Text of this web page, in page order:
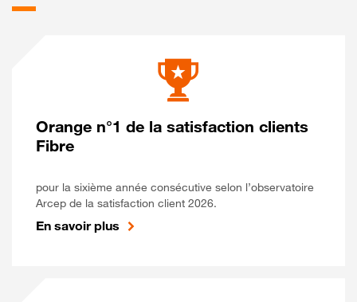
Orange n°1 de la satisfaction clients
Fibre
pour la sixième année consécutive selon l’observatoire
Arcep de la satisfaction client 2026.
En savoir plus